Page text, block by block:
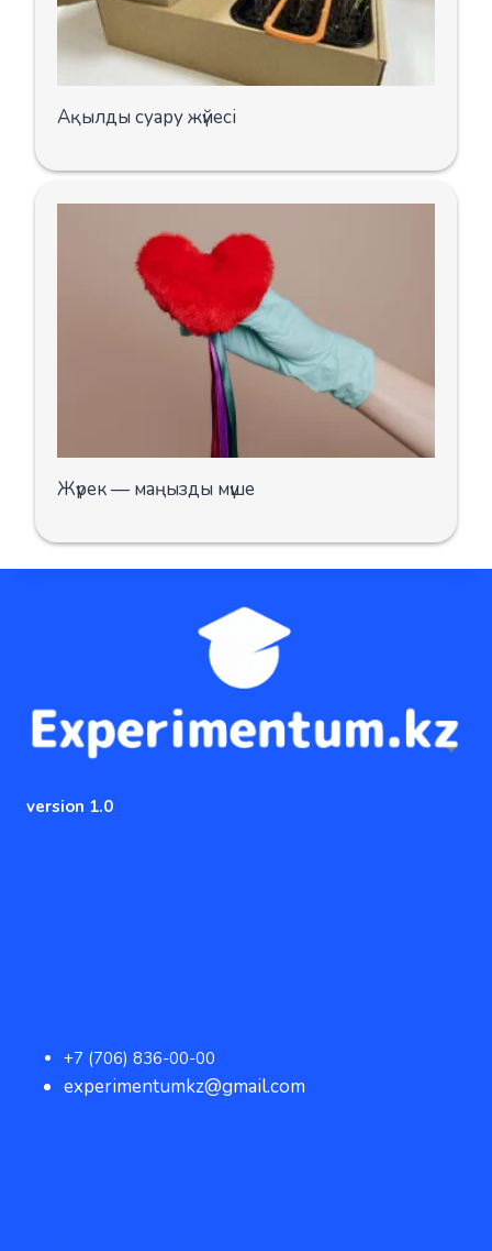
Ақылды суару жүйесі
Жүрек — маңызды мүше
version 1.0
+7 (706) 836-00-00
experimentumkz@gmail.com